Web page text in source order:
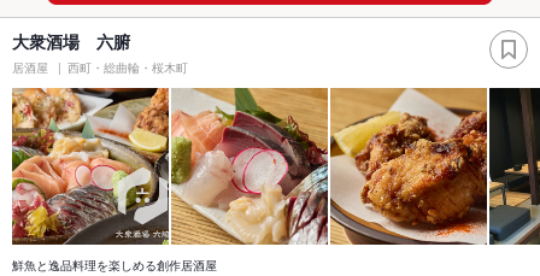
大衆酒場 六腑
居酒屋 西町・総曲輪・桜木町
鮮魚と逸品料理を楽しめる創作居酒屋